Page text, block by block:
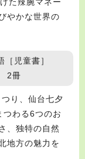
た辣腕マネー
やかな世界の
児童書］
冊
り、仙台七夕
わる6つのお
、独特の自然
地方の魅力を